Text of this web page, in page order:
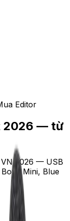
Editor
2026 — từ
2026 — USB
Mini, Blue